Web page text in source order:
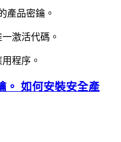
產品密鑰。
激活代碼。
程序。
。 如何安裝安全產